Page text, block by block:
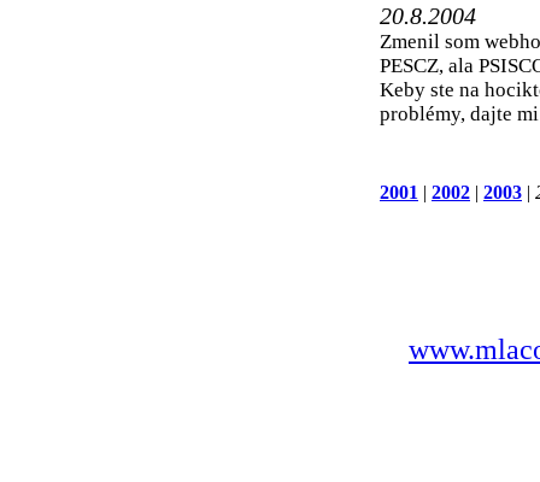
20.8.2004
Zmenil som
PESCZ, ala
Keby ste na
problémy, dajte
2001 | 2002 | 2003 |